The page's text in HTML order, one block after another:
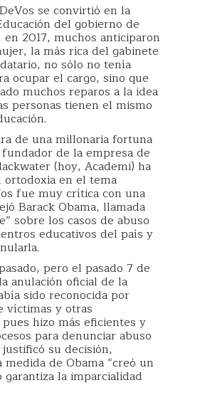
se convirtió en la
del gobierno de
2017, muchos anticiparon
la más rica del gabinete
no sólo no tenía
ocupar el cargo, sino que
muchos reparos a la idea
personas tienen el mismo
de una millonaria fortuna
de la empresa de
(hoy, Academi) ha
ortodoxia en el tema
fue muy crítica con una
Barack Obama, llamada
sobre los casos de abuso
educativos del país y
pero el pasado 7 de
anulación oficial de la
sido reconocida por
víctimas y otras
hizo más eficientes y
para denunciar abuso
su decisión,
de Obama “creó un
garantiza la imparcialidad